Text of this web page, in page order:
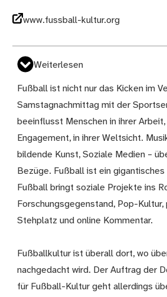
www.fussball-kultur.org
Weiterlesen
Fußball ist nicht nur das Kicken im
Samstagnachmittag mit der
beeinflusst Menschen in ihrer Arbeit,
Engagement, in ihrer Weltsicht.
bildende Kunst, Soziale Medien –
Bezüge. Fußball ist ein
Fußball bringt soziale Projekte ins
Forschungsgegenstand, Pop-
Stehplatz und online Kommentar.
Fußballkultur ist überall dort, wo
nachgedacht wird. Der Auftrag der
für Fußball-Kultur geht allerdings